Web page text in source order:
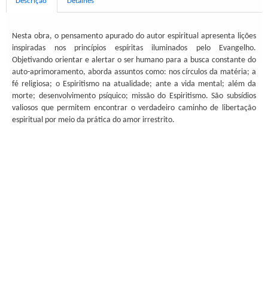
Nesta obra, o pensamento apurado do autor espiritual apresenta lições
inspiradas nos princípios espíritas iluminados pelo Evangelho.
Objetivando orientar e alertar o ser humano para a busca constante do
auto-aprimoramento, aborda assuntos como: nos círculos da matéria; a
fé religiosa; o Espiritismo na atualidade; ante a vida mental; além da
morte; desenvolvimento psíquico; missão do Espiritismo. São subsídios
valiosos que permitem encontrar o verdadeiro caminho de libertação
espiritual por meio da prática do amor irrestrito.